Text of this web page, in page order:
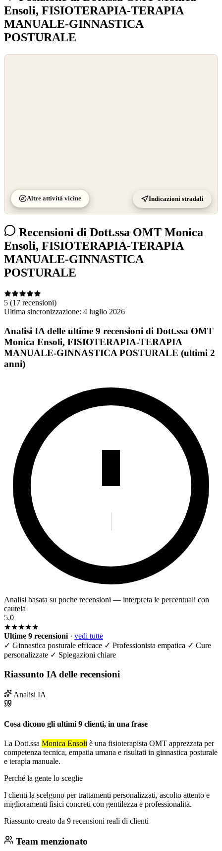
Ensoli, FISIOTERAPIA-TERAPIA
MANUALE-GINNASTICA
POSTURALE
Altre attività vicine Indicazioni stradali
Recensioni di Dott.ssa OMT Monica
Ensoli, FISIOTERAPIA-TERAPIA
MANUALE-GINNASTICA
POSTURALE
5 (17 recensioni)
Ultima sincronizzazione: 4 luglio 2026
Analisi IA delle ultime 9 recensioni di Dott.ssa OMT
Monica Ensoli, FISIOTERAPIA-TERAPIA
MANUALE-GINNASTICA POSTURALE (ultimi 2
anni)
Analisi basata su poche recensioni — interpreta le percentuali con
cautela
5,0
★★★★★
Ultime 9 recensioni · vedi tutte
✓ Ginnastica posturale efficace ✓ Professionista empatica ✓ Cure
personalizzate ✓ Spiegazioni chiare
Riassunto IA delle recensioni
Analisi IA
Cosa dicono gli ultimi 9 clienti, in una frase
La Dott.ssa Monica Ensoli è una fisioterapista OMT apprezzata per
competenza tecnica, empatia umana e risultati in ginnastica posturale
e terapia manuale.
Perché la gente lo sceglie
I clienti la scelgono per trattamenti personalizzati, ascolto attento e
miglioramenti fisici concreti con gentilezza e professionalità.
Riassunto creato da 9 recensioni reali di clienti
Team menzionato